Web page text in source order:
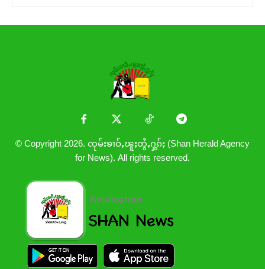
© Copyright 2026. ၸုမ်းၶၢဝ်ႇၽူႈတွႆႇႁွၵ်ႈ (Shan Herald Agency
for News). All rights reserved.